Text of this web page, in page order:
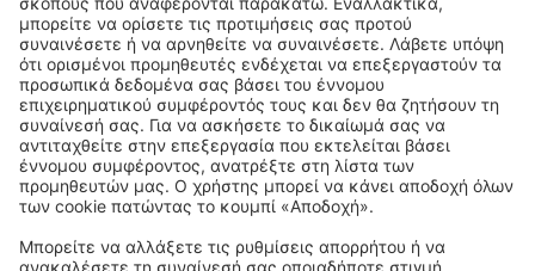
Copyright © eSky.gr. Με την επιφύλαξη παντός νομίμου δικαιώματος.